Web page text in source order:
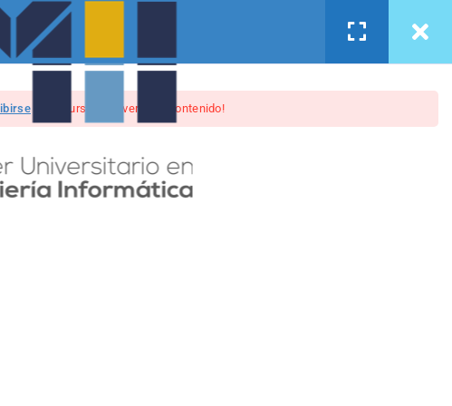
Calidad FAQ Blog LOGIN
en el curso para ver este contenido!